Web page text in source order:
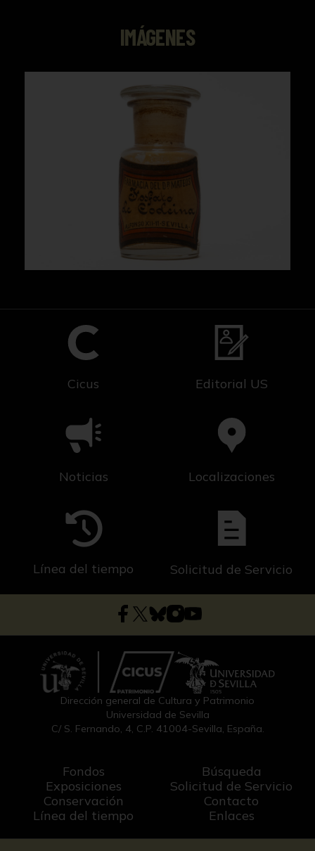
IMÁGENES
Cicus Editorial US
Noticias Localizaciones
Línea del tiempo Solicitud de Servicio
Dirección general de Cultura y Patrimonio
Universidad de Sevilla
C/ S. Fernando, 4, C.P. 41004-Sevilla, España.
Fondos
Exposiciones
Conservación
Línea del tiempo
Búsqueda
Solicitud de Servicio
Contacto
Enlaces